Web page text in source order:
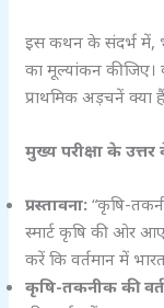
इस कथन के संदर्भ में,
का मूल्यांकन कीजिए।
प्राथमिक अड़चनें क्या
मुख्य परीक्षा के
प्रस्तावना: “कृषि-
स्मार्ट कृषि की ओर
करें कि वर्तमान में
कृषि-तकनीक की